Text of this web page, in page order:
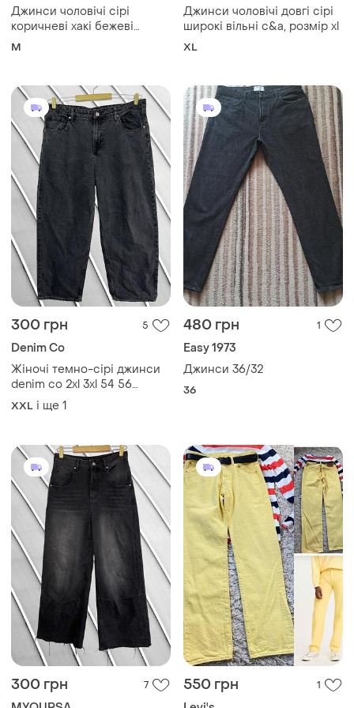
Джинси чоловічі сірі
коричневі хакі бежеві
широкі вільні xside, розмір
M
Джинси чоловічі довгі сірі
широкі вільні c&a, розмір xl
XL
300 грн 5
Denim Co
Жіночі темно-сірі джинси
denim co 2xl 3xl 54 56
оригінал денім ко wide leg
широкі графітові джинси
XXL і ще 1
480 грн 1
Easy 1973
Джинси 36/32
36
300 грн 7 550 грн 1